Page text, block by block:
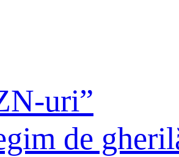
uri”
de